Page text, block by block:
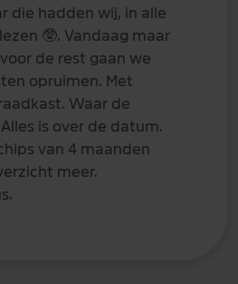
die hadden wij, in alle
🥸. Vandaag maar
de rest gaan we
opruimen. Met
Waar de
is over de datum.
van 4 maanden
meer.